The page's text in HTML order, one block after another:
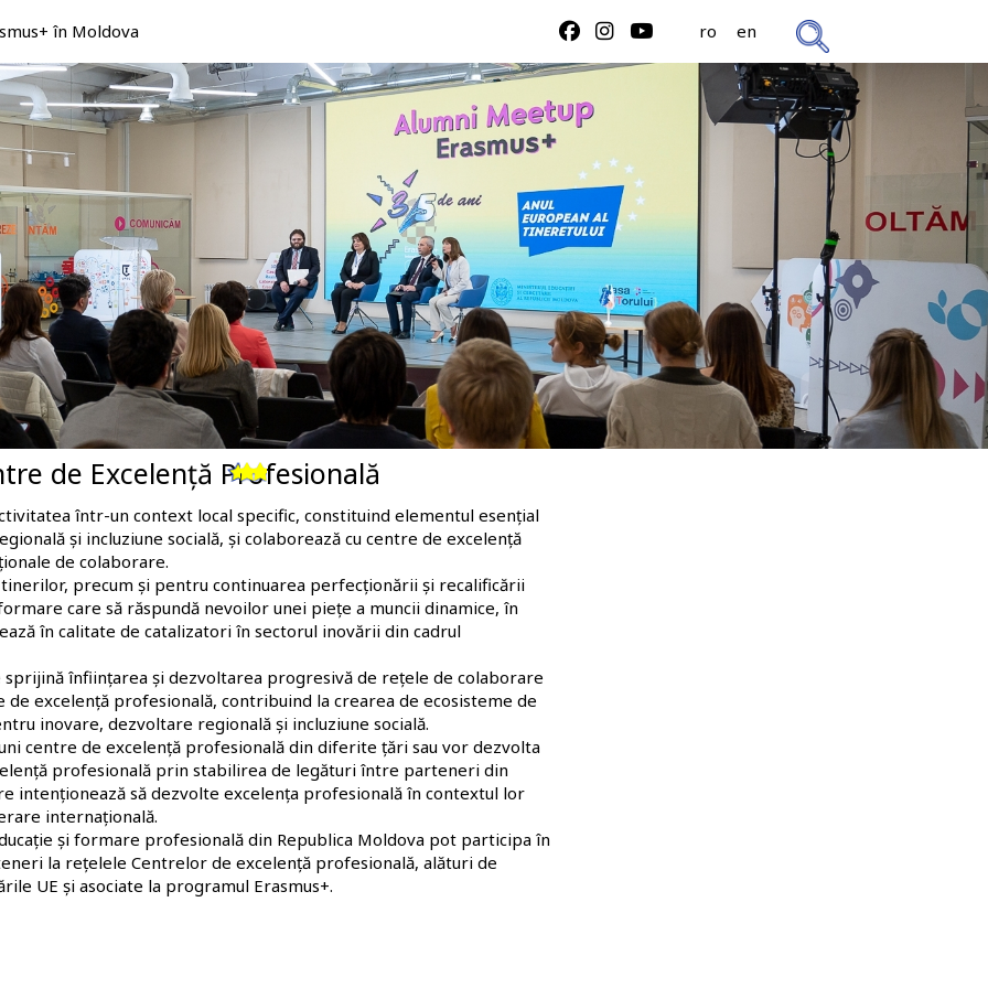
în Moldova ro en
de Excelență Profesională
într-un context local specific, constituind elementul esențial
și incluziune socială, și colaborează cu centre de excelență
de colaborare.
precum și pentru continuarea perfecționării și recalificării
care să răspundă nevoilor unei piețe a muncii dinamice, în
în calitate de catalizatori în sectorul inovării din cadrul
sprijină înființarea și dezvoltarea progresivă de rețele de colaborare
excelență profesională, contribuind la crearea de ecosisteme de
inovare, dezvoltare regională și incluziune socială.
centre de excelență profesională din diferite țări sau vor dezvolta
profesională prin stabilirea de legături între parteneri din
intenționează să dezvolte excelența profesională în contextul lor
internațională.
și formare profesională din Republica Moldova pot participa în
la rețelele Centrelor de excelență profesională, alături de
UE și asociate la programul Erasmus+.